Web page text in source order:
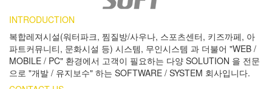
INTRODUCTION
복합레져시설(워터파크, 찜질방/사우나, 스포츠센터, 키즈까페, 아
파트커뮤니티, 문화시설 등) 시스템, 무인시스템 과 더불어 "WEB /
MOBILE / PC" 환경에서 고객이 필요하는 다양 SOLUTION 을 전문
으로 "개발 / 유지보수" 하는 SOFTWARE / SYSTEM 회사입니다.